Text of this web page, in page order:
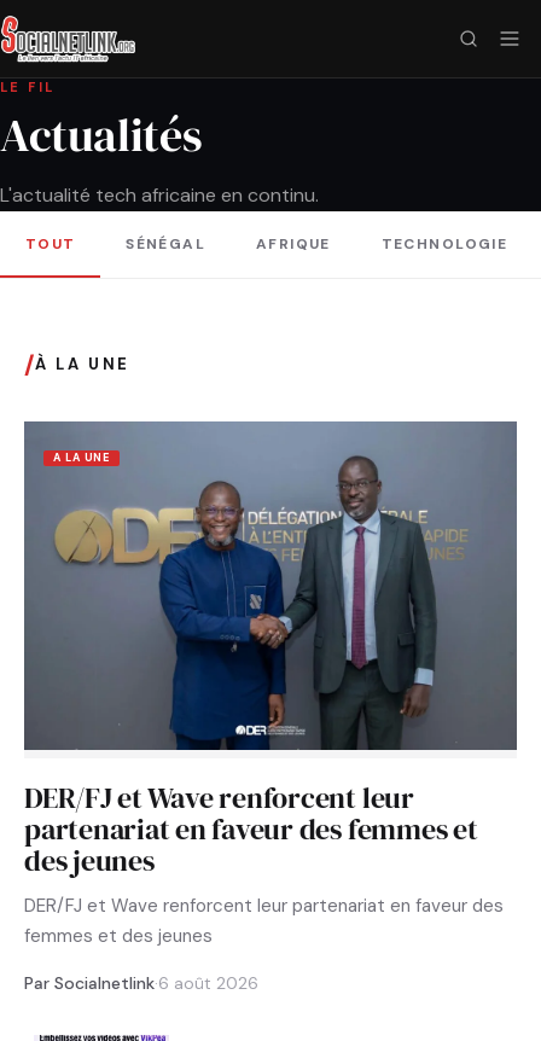
LE FIL
Actualités
L'actualité tech africaine en continu.
TOUT SÉNÉGAL AFRIQUE TECHNOLOGIE
/À LA UNE
A LA UNE
DER/FJ et Wave renforcent leur
partenariat en faveur des femmes et
des jeunes
DER/FJ et Wave renforcent leur partenariat en faveur des
femmes et des jeunes
Par Socialnetlink·6 août 2026